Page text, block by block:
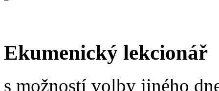
Ekumenický lekcionář
s možností volby jiného